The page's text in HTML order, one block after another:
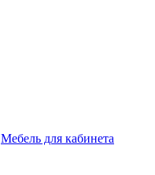
Мебель для кабинета